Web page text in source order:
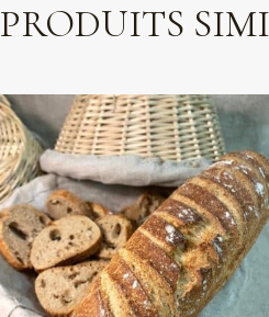
PRODUITS